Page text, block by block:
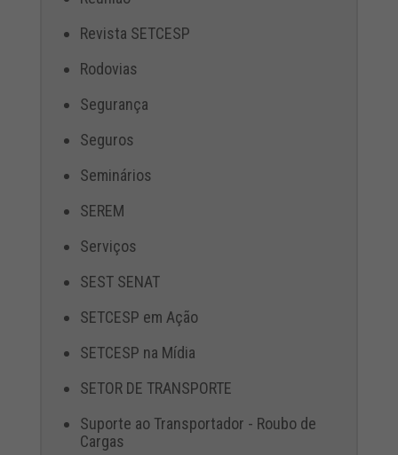
Revista SETCESP
Rodovias
Segurança
Seguros
Seminários
SEREM
Serviços
SEST SENAT
SETCESP em Ação
SETCESP na Mídia
SETOR DE TRANSPORTE
Suporte ao Transportador - Roubo de
Cargas